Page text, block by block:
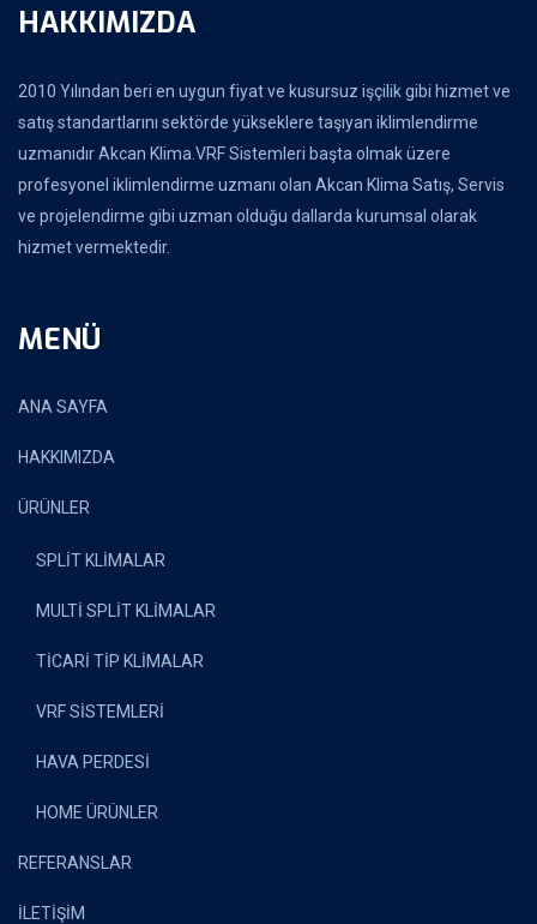
HAKKIMIZDA
2010 Yılından beri en uygun fiyat ve kusursuz işçilik gibi hizmet ve
satış standartlarını sektörde yükseklere taşıyan iklimlendirme
uzmanıdır Akcan Klima.VRF Sistemleri başta olmak üzere
profesyonel iklimlendirme uzmanı olan Akcan Klima Satış, Servis
ve projelendirme gibi uzman olduğu dallarda kurumsal olarak
hizmet vermektedir.
MENÜ
ANA SAYFA
HAKKIMIZDA
ÜRÜNLER
SPLİT KLİMALAR
MULTİ SPLİT KLİMALAR
TİCARİ TİP KLİMALAR
VRF SİSTEMLERİ
HAVA PERDESİ
HOME ÜRÜNLER
REFERANSLAR
İLETİŞİM